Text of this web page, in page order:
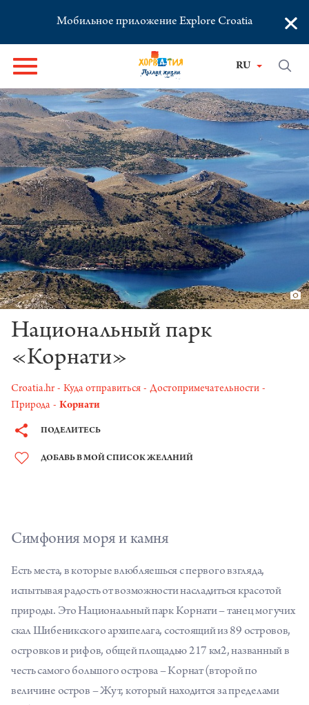
Мобильное приложение Explore Croatia ×
RU
Национальный парк
«Корнати»
Croatia.hr Куда отправиться
Достопримечательности
Природа
Корнати
ПОДЕЛИТЕСЬ
ДОБАВЬ В МОЙ СПИСОК ЖЕЛАНИЙ
Симфония моря и камня
Есть места, в которые влюбляешься с первого взгляда,
испытывая радость от возможности насладиться красотой
природы. Это Национальный парк Корнати – танец могучих
скал Шибеникского архипелага, состоящий из 89 островов,
островков и рифов, общей площадью 217 км2, названный в
честь самого большого острова – Корнат (второй по
величине остров –Жут, который находится за пределами